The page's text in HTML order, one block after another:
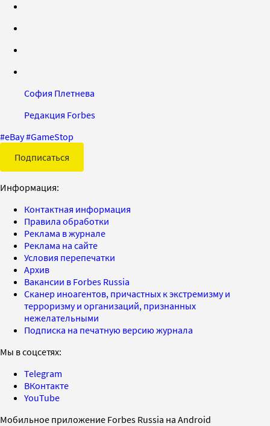
София Плетнева
Редакция Forbes
#eBay#GameStop
Подписаться
Информация:
Контактная информация
Правила обработки
Реклама в журнале
Реклама на сайте
Условия перепечатки
Архив
Вакансии в Forbes Russia
Сканер иноагентов, причастных к экстремизму и
терроризму и организаций, признанных
нежелательными
Подписка на печатную версию журнала
Мы в соцсетях:
Telegram
ВКонтакте
YouTube
Мобильное приложение Forbes Russia на Android